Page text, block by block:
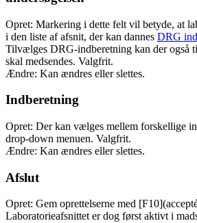
Opret: Markering i dette felt vil betyde, at
i den liste af afsnit, der kan dannes DRG
Tilvælges DRG-indberetning kan der også
skal medsendes. Valgfrit.
Ændre: Kan ændres eller slettes.
Indberetning
Opret: Der kan vælges mellem forskellige
drop-down menuen. Valgfrit.
Ændre: Kan ændres eller slettes.
Afslut
Opret: Gem oprettelserne med
Laboratorieafsnittet er dog først aktivt i